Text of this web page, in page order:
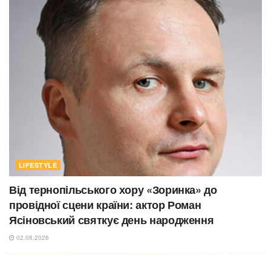
LIFESTYLE
Від тернопільського хору «Зоринка» до
провідної сцени країни: актор Роман
Ясіновський святкує день народження
02.08.2026